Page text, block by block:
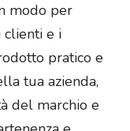
modo per
clienti e i
pratico e
tua azienda,
del marchio e